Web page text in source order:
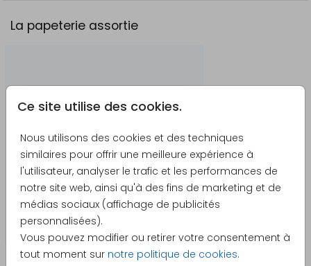
Ce site utilise des cookies.
Nous utilisons des cookies et des techniques
similaires pour offrir une meilleure expérience à
l'utilisateur, analyser le trafic et les performances de
notre site web, ainsi qu'à des fins de marketing et de
médias sociaux (affichage de publicités
personnalisées).
Vous pouvez modifier ou retirer votre consentement à
tout moment sur notre politique de cookies.
La papeterie assortie
Produits qui pourraient vous intéresser